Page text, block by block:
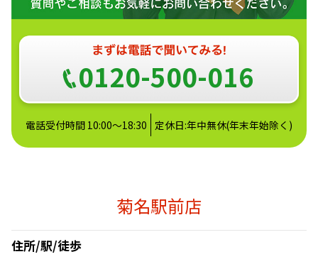
0120-500-016
電話受付時間 10:00～18:30 定休日:年中無休(年末年始除く)
菊名駅前店
住所/駅/徒歩